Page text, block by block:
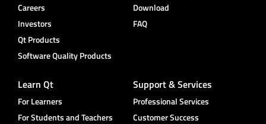
Careers
Investors
Qt Products
Software Quality Products
Download
FAQ
Learn Qt
For Learners
For Students and Teachers
Support & Services
Professional Services
Customer Success